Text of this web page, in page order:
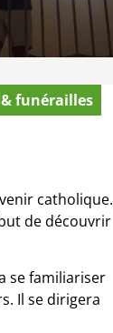
funérailles
catholique.
de découvrir
se familiariser
Il se dirigera